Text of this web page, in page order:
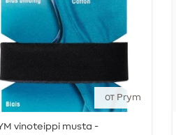
от Prym
vinoteippi musta -